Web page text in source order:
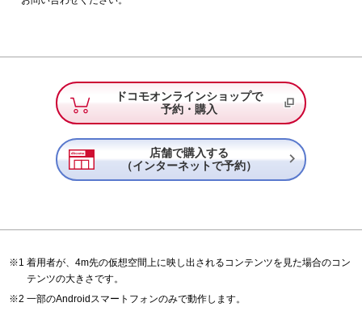
ドコモオンラインショップで
予約・購入
店舗で購入する
（インターネットで予約）

着用者が、4m先の仮想空間上に映し出されるコンテンツを見た場合のコン
テンツの大きさです。
一部のAndroidスマートフォンのみで動作します。